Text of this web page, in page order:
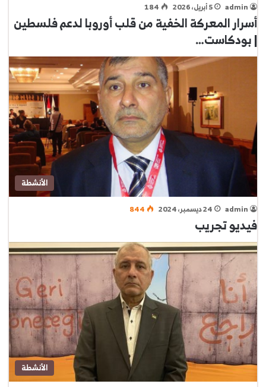
admin 5 أبريل، 2026 184
أسرار المعركة الخفية من قلب أوروبا لدعم فلسطين
| بودكاست…
الأنشطة
admin 24 ديسمبر، 2024 844
فيديو تجريب
الأنشطة